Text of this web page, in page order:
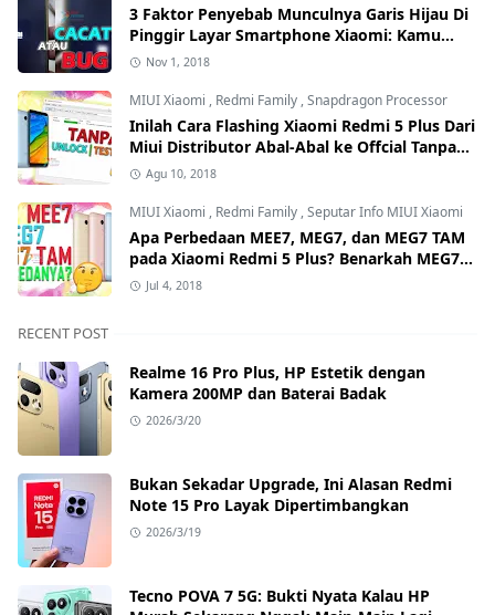
3 Faktor Penyebab Munculnya Garis Hijau Di
Pinggir Layar Smartphone Xiaomi: Kamu
yang Mana?
Nov 1, 2018
MIUI Xiaomi , Redmi Family ,Snapdragon Processor
Inilah Cara Flashing Xiaomi Redmi 5 Plus Dari
Miui Distributor Abal-Abal ke Offcial Tanpa
Test Point dan Tanpa Unlock Bootloader
Agu 10, 2018
MIUI Xiaomi , Redmi Family ,Seputar Info MIUI Xiaomi
Apa Perbedaan MEE7, MEG7, dan MEG7 TAM
pada Xiaomi Redmi 5 Plus? Benarkah MEG7
TAM Tidak Bisa Unlock Bootloader?
Jul 4, 2018
RECENT POST
Realme 16 Pro Plus, HP Estetik dengan
Kamera 200MP dan Baterai Badak
2026/3/20
Bukan Sekadar Upgrade, Ini Alasan Redmi
Note 15 Pro Layak Dipertimbangkan
2026/3/19
Tecno POVA 7 5G: Bukti Nyata Kalau HP